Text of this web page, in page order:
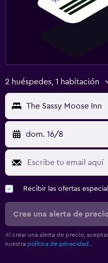
2 huéspedes, 1 habitación
The Sassy Moose Inn
dom. 16/8
Recibir las ofertas
Crea una alerta de precio
Al crear una alerta de precio,
nuestra política de privacidad.